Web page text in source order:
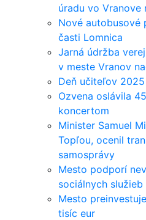
úradu vo Vranove
Nové autobusové
časti Lomnica
Jarná údržba
v meste Vranov
Deň učiteľov 2025
Ozvena oslávila
koncertom
Minister Samuel
Topľou, ocenil
samosprávy
Mesto podporí
sociálnych služieb
Mesto
tisíc eur